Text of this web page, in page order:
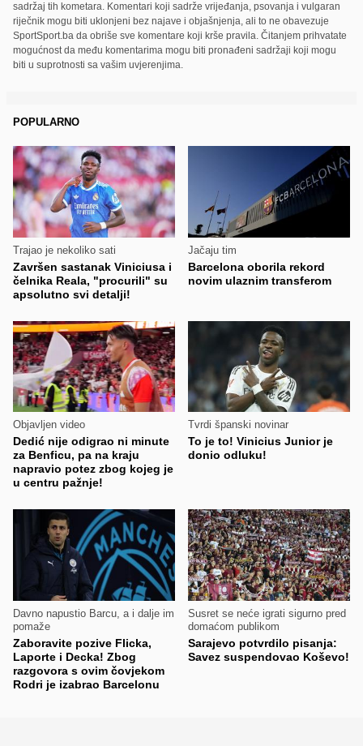
sadržaj tih kometara. Komentari koji sadrže vrijeđanja, psovanja i vulgaran
riječnik mogu biti uklonjeni bez najave i objašnjenja, ali to ne obavezuje
SportSport.ba da obriše sve komentare koji krše pravila. Čitanjem prihvatate
mogućnost da među komentarima mogu biti pronađeni sadržaji koji mogu
biti u suprotnosti sa vašim uvjerenjima.
POPULARNO
Trajao je nekoliko sati
Završen sastanak Viniciusa i
čelnika Reala, "procurili" su
apsolutno svi detalji!
Jačaju tim
Barcelona oborila rekord
novim ulaznim transferom
Objavljen video
Dedić nije odigrao ni minute
za Benficu, pa na kraju
napravio potez zbog kojeg je
u centru pažnje!
Tvrdi španski novinar
To je to! Vinicius Junior je
donio odluku!
Davno napustio Barcu, a i dalje im
pomaže
Zaboravite pozive Flicka,
Laporte i Decka! Zbog
razgovora s ovim čovjekom
Rodri je izabrao Barcelonu
Susret se neće igrati sigurno pred
domaćom publikom
Sarajevo potvrdilo pisanja:
Savez suspendovao Koševo!